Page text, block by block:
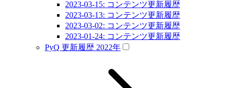
2023-03-15: コンテンツ更新履歴
2023-03-13: コンテンツ更新履歴
2023-03-02: コンテンツ更新履歴
2023-01-24: コンテンツ更新履歴
PyQ 更新履歴 2022年